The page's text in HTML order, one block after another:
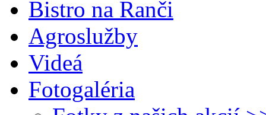
Bistro na Ranči
Agroslužby
Videá
Fotogaléria